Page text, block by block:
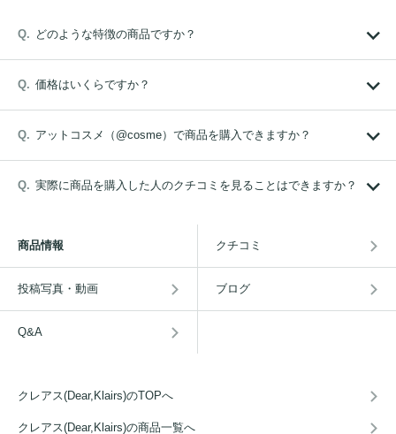
どのような特徴の商品ですか？
価格はいくらですか？
アットコスメ（@cosme）で商品を購入できますか？
実際に商品を購入した人のクチコミを見ることはできますか？
商品情報 クチコミ
投稿写真・動画 ブログ
Q&A
クレアス(Dear,Klairs)のTOPへ
クレアス(Dear,Klairs)の商品一覧へ